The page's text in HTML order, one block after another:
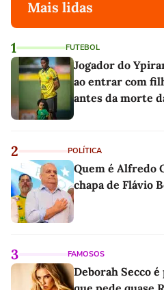
Mais lidas
1 FUTEBOL
Jogador do
ao entrar com
antes da morte
2 POLÍTICA
Quem é Alfredo
chapa de Flávio
3 FAMOSOS
Deborah Secco